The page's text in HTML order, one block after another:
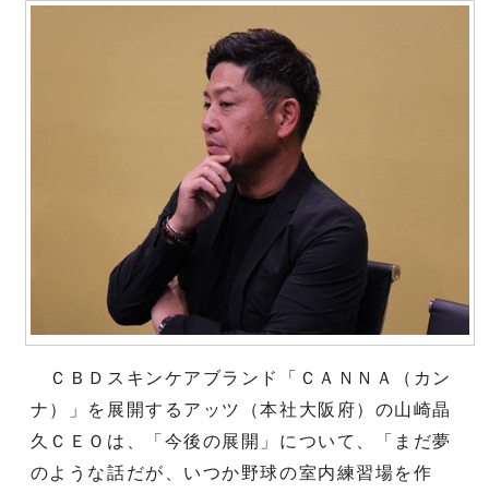
ＣＢＤスキンケアブランド「ＣＡＮＮＡ（カン
ナ）」を展開するアッツ（本社大阪府）の山崎晶
久ＣＥＯは、「今後の展開」について、「まだ夢
のような話だが、いつか野球の室内練習場を作